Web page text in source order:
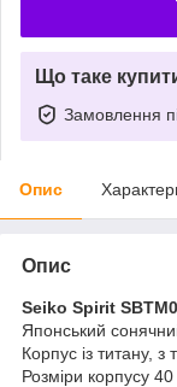
Що таке
Замовлення
Опис
Опис
Seiko Spirit
Японський
Корпус із титану,
Розміри корпусу